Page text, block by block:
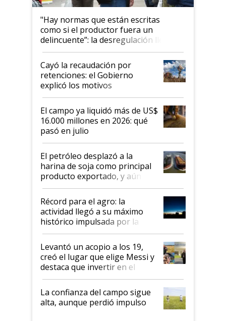
"Hay normas que están escritas
como si el productor fuera un
delincuente”: la desregulación llegó
al Congreso Aapresid y hasta se
habló del financiamiento al IPCVA
Cayó la recaudación por
retenciones: el Gobierno
explicó los motivos
El campo ya liquidó más de US$
16.000 millones en 2026: qué
pasó en julio
El petróleo desplazó a la
harina de soja como principal
producto exportado, y aún así
el agro aportó casi seis de cada
diez dólares y sostuvo el
liderazgo en un semestre
récord
Récord para el agro: la
actividad llegó a su máximo
histórico impulsada por la
cosecha y las exportaciones
Levantó un acopio a los 19,
creó el lugar que elige Messi y
destaca que invertir en el
kirchnerismo era como "darle
plata a un hijo para droga":
Juan Félix Rossetti, el libertario
que de una dura crisis salió
La confianza del campo sigue
alta, aunque perdió impulso